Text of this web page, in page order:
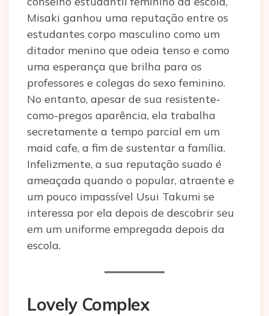
Misaki ganhou uma reputação entre os
estudantes corpo masculino como um
ditador menino que odeia tenso e como
uma esperança que brilha para os
professores e colegas do sexo feminino.
No entanto, apesar de sua resistente-
como-pregos aparência, ela trabalha
secretamente a tempo parcial em um
maid cafe, a fim de sustentar a família.
Infelizmente, a sua reputação suado é
ameaçada quando o popular, atraente e
um pouco impassível Usui Takumi se
interessa por ela depois de descobrir seu
em um uniforme empregada depois da
escola.
Lovely Complex